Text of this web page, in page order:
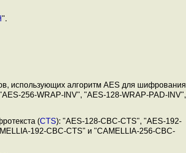
".
использующих алгоритм AES для шифрования
256-WRAP-INV", "AES-128-WRAP-PAD-INV",
(CTS): "AES-128-CBC-CTS", "AES-192-
192-CBC-CTS" и "CAMELLIA-256-CBC-